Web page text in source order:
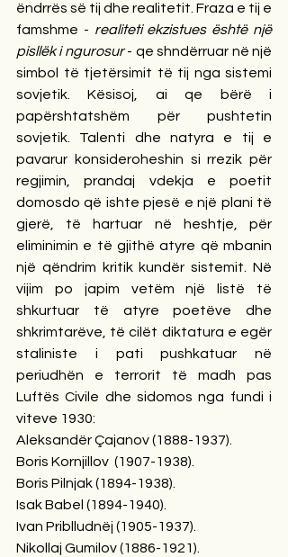
ëndrrës së tij dhe realitetit. Fraza e tij e
famshme - realiteti ekzistues është një
pisllëk i ngurosur - qe shndërruar në një
simbol të tjetërsimit të tij nga sistemi
sovjetik. Kësisoj, ai qe bërë i
papërshtatshëm për pushtetin
sovjetik. Talenti dhe natyra e tij e
pavarur konsideroheshin si rrezik për
regjimin, prandaj vdekja e poetit
domosdo që ishte pjesë e një plani të
gjerë, të hartuar në heshtje, për
eliminimin e të gjithë atyre që mbanin
një qëndrim kritik kundër sistemit. Në
vijim po japim vetëm një listë të
shkurtuar të atyre poetëve dhe
shkrimtarëve, të cilët diktatura e egër
staliniste i pati pushkatuar në
periudhën e terrorit të madh pas
Luftës Civile dhe sidomos nga fundi i
viteve 1930:
Aleksandër Çajanov (1888-1937).
Boris Kornjillov  (1907-1938).
Boris Pilnjak (1894-1938).
Isak Babel (1894-1940).
Ivan Priblludnëj (1905-1937).
Nikollaj Gumilov (1886-1921).